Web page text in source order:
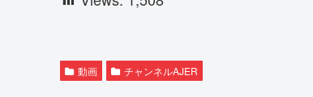
動画 チャンネルAJER